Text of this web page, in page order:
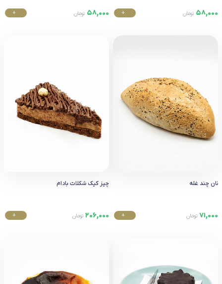
58,000 تومان
+
58,000 تومان
+
نان چند غله
71,000 تومان
+
چیز کیک شکلات بادام
206,000 تومان
+